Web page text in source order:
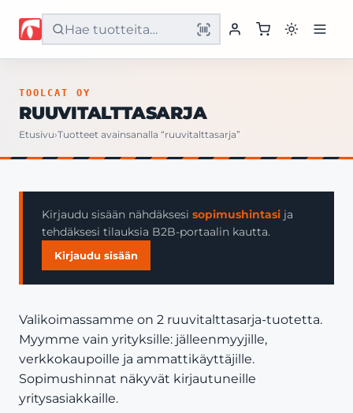
Etusivu
Yritys
Yhteystiedot
TOOLCAT OY
RUUVITALTTASARJA
Etusivu›Tuotteet avainsanalla “ruuvitalttasarja”
Kirjaudu sisään nähdäksesi sopimushintasi ja
tehdäksesi tilauksia B2B-portaalin kautta.
Kirjaudu sisään
Valikoimassamme on 2 ruuvitalttasarja-tuotetta.
Myymme vain yrityksille: jälleenmyyjille,
verkkokaupoille ja ammattikäyttäjille.
Sopimushinnat näkyvät kirjautuneille
yritysasiakkaille.